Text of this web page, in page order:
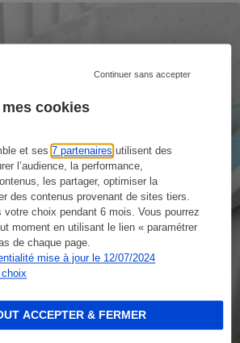
mes cookies
et ses7 partenaires utilisent des
l’audience, la performance,
les partager, optimiser la
des contenus provenant de sites tiers.
votre choix pendant 6 mois. Vous pourrez
moment en utilisant le lien « paramétrer
de chaque page.
mise à jour le 12/07/2024
choix
Continuer sans accepter
ACCEPTER & FERMER